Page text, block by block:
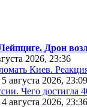
Дрон
2026, 23:36
Киев.
августа 2026, 23:09
Чего достигла
августа 2026, 23:36